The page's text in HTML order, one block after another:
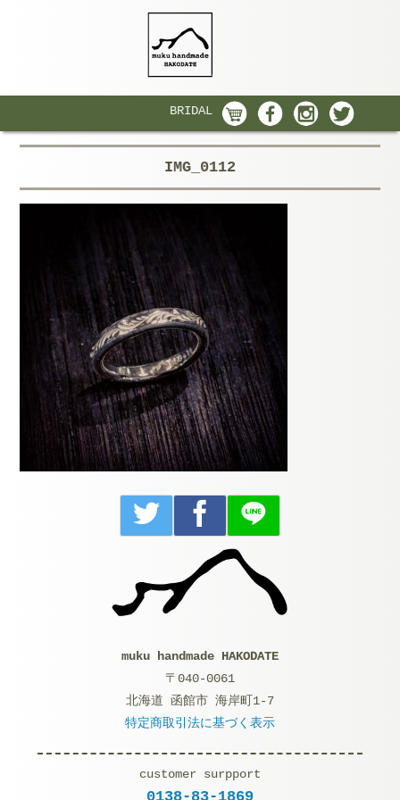
BRIDAL
IMG_0112
muku handmade HAKODATE
〒040-0061
北海道 函館市 海岸町1-7
特定商取引法に基づく表示
customer surpport